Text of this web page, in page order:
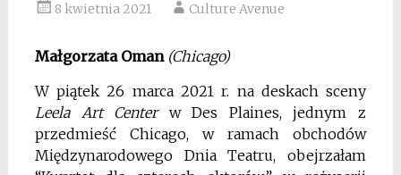
8 kwietnia 2021 Culture Avenue
Małgorzata Oman (Chicago)
W piątek 26 marca 2021 r. na deskach sceny
Leela Art Centerw Des Plaines, jednym z
przedmieść Chicago, w ramach obchodów
Międzynarodowego Dnia Teatru, obejrzałam